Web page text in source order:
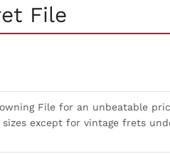
File
File for an unbeatable
except for vintage frets